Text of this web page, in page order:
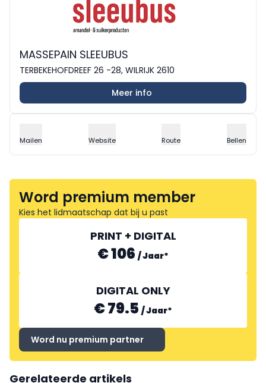
MASSEPAIN SLEEUBUS
TERBEKEHOFDREEF 26 -28, WILRIJK 2610
Meer info
Mailen Website Route Bellen
Word premium member
Kies het lidmaatschap dat bij u past
PRINT + DIGITAL
€ 106 /Jaar*
DIGITAL ONLY
€ 79.5 /Jaar*
Word nu premium partner
Gerelateerde artikels